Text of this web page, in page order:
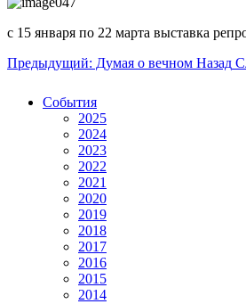
с 15 января по 22 марта выставка
Предыдущий: Думая о вечном Назад
События
2025
2024
2023
2022
2021
2020
2019
2018
2017
2016
2015
2014